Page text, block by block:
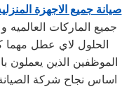
صيانة جميع الاجهزة
جميع الماركات
الحلول لاي عطل مهما
الموظفين الذين يعملون
اساس نجاح شركة